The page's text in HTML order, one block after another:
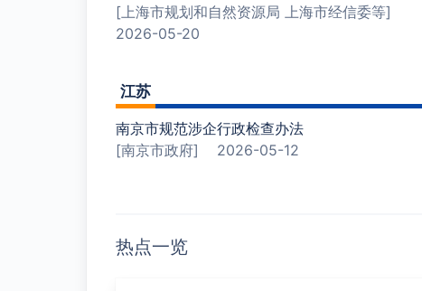
[上海市规划和自然资源局 上海市经信委等]
2026-05-20
江苏
南京市规范涉企行政检查办法
[南京市政府] 2026-05-12
热点一览